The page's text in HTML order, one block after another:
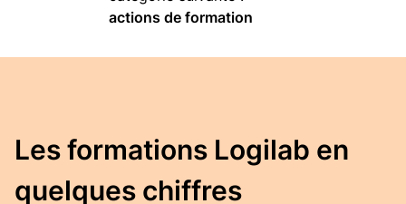
actions de formation
Les formations Logilab en
quelques chiffres